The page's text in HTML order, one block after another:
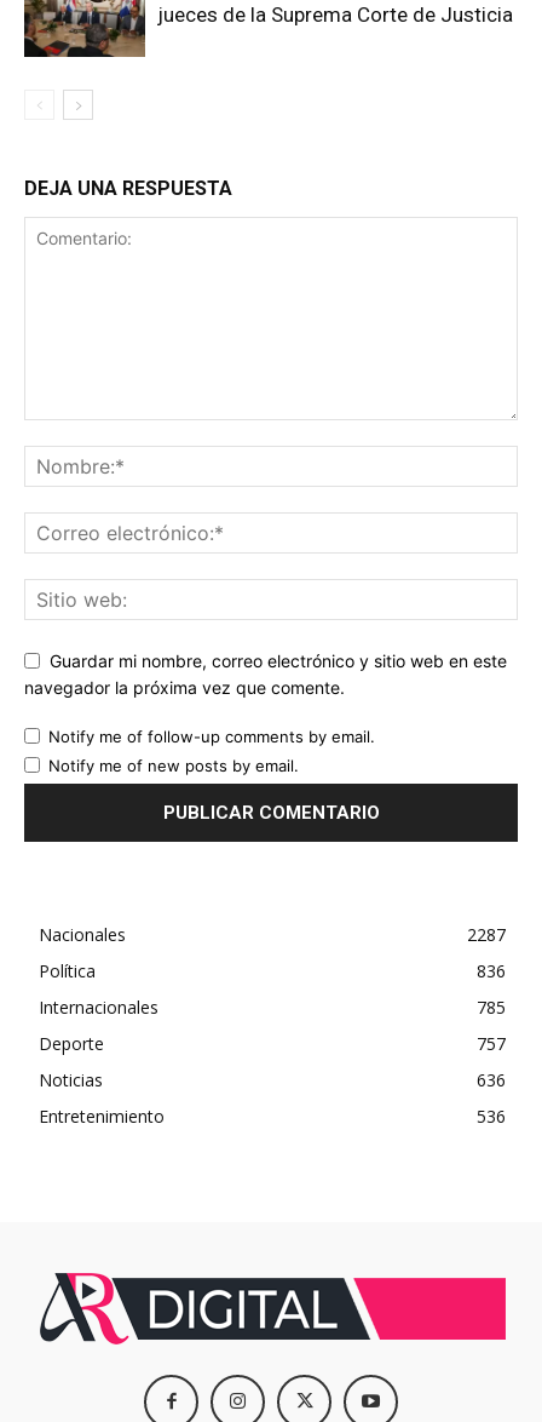
jueces de la Suprema Corte de Justicia
DEJA UNA RESPUESTA
Guardar mi nombre, correo electrónico y sitio web en este
navegador la próxima vez que comente.
Notify me of follow-up comments by email.
Notify me of new posts by email.
Nacionales
2287
Política
836
Internacionales
785
Deporte
757
Noticias
636
Entretenimiento
536